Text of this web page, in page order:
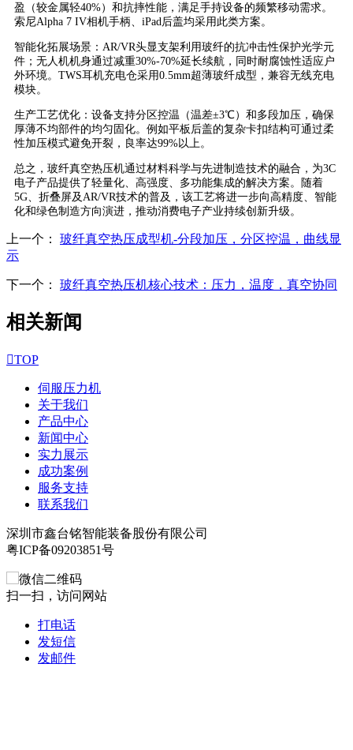
盈（较金属轻40%）和抗摔性能，满足手持设备的频繁移动需求。
索尼Alpha 7 IV相机手柄、iPad后盖均采用此类方案。
智能化拓展场景：AR/VR头显支架利用玻纤的抗冲击性保护光学元
件；无人机机身通过减重30%-70%延长续航，同时耐腐蚀性适应户
外环境。TWS耳机充电仓采用0.5mm超薄玻纤成型，兼容无线充电
模块。
生产工艺优化：设备支持分区控温（温差±3℃）和多段加压，确保
厚薄不均部件的均匀固化。例如平板后盖的复杂卡扣结构可通过柔
性加压模式避免开裂，良率达99%以上。
总之，玻纤真空热压机通过材料科学与先进制造技术的融合，为3C
电子产品提供了轻量化、高强度、多功能集成的解决方案。随着
5G、折叠屏及AR/VR技术的普及，该工艺将进一步向高精度、智能
化和绿色制造方向演进，推动消费电子产业持续创新升级。
上一个： 玻纤真空热压成型机-分段加压，分区控温，曲线显
示
下一个： 玻纤真空热压机核心技术：压力，温度，真空协同
相关新闻
TOP
伺服压力机
关于我们
产品中心
新闻中心
实力展示
成功案例
服务支持
联系我们
深圳市鑫台铭智能装备股份有限公司
粤ICP备09203851号
扫一扫，访问网站
打电话
发短信
发邮件